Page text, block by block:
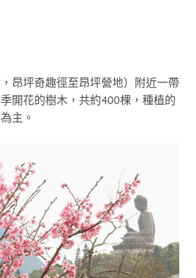
昂坪奇趣徑至昂坪營地）附近一帶
開花的樹木，共約400棵，種植的
主。